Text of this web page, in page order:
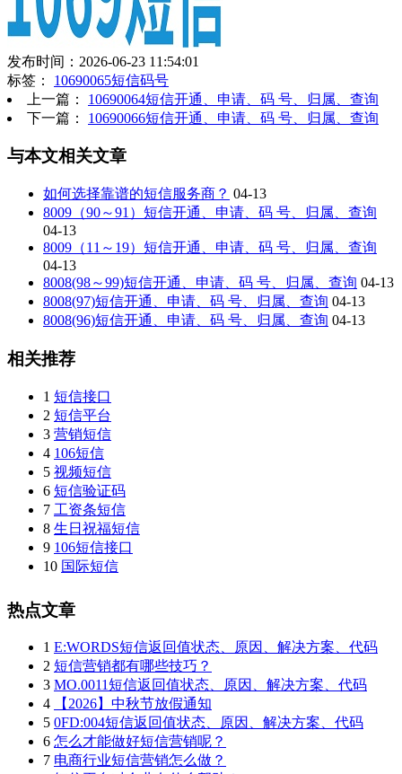
发布时间：2026-06-23 11:54:01
标签： 10690065短信码号
上一篇： 10690064短信开通、申请、码 号、归属、查询
下一篇： 10690066短信开通、申请、码 号、归属、查询
与本文相关文章
如何选择靠谱的短信服务商？ 04-13
8009（90～91）短信开通、申请、码 号、归属、查询
04-13
8009（11～19）短信开通、申请、码 号、归属、查询
04-13
8008(98～99)短信开通、申请、码 号、归属、查询 04-13
8008(97)短信开通、申请、码 号、归属、查询 04-13
8008(96)短信开通、申请、码 号、归属、查询 04-13
相关推荐
1 短信接口
2 短信平台
3 营销短信
4 106短信
5 视频短信
6 短信验证码
7 工资条短信
8 生日祝福短信
9 106短信接口
10 国际短信
热点文章
1 E:WORDS短信返回值状态、原因、解决方案、代码
2 短信营销都有哪些技巧？
3 MO.0011短信返回值状态、原因、解决方案、代码
4
【2026】中秋节放假通知
5 0FD:004短信返回值状态、原因、解决方案、代码
6 怎么才能做好短信营销呢？
7 电商行业短信营销怎么做？